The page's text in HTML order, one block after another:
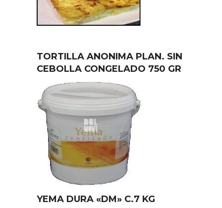
TORTILLA ANONIMA PLAN. SIN
CEBOLLA CONGELADO 750 GR
YEMA DURA «DM» C.7 KG